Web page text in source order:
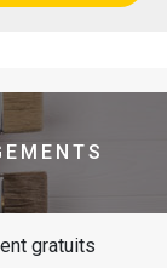
gratuits